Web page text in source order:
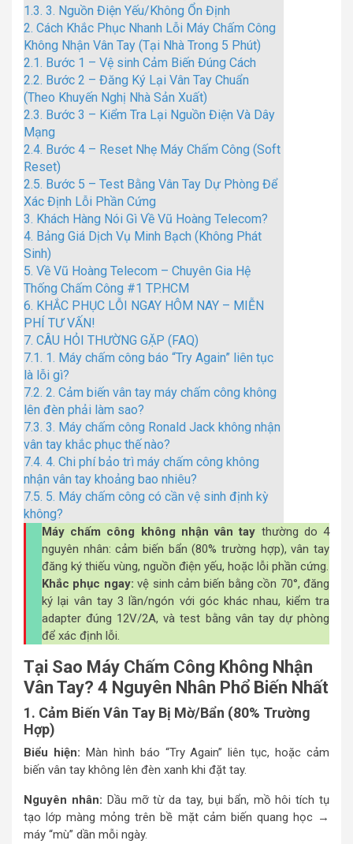
1.3. 3. Nguồn Điện Yếu/Không Ổn Định
2. Cách Khắc Phục Nhanh Lỗi Máy Chấm Công
Không Nhận Vân Tay (Tại Nhà Trong 5 Phút)
2.1. Bước 1 – Vệ sinh Cảm Biến Đúng Cách
2.2. Bước 2 – Đăng Ký Lại Vân Tay Chuẩn
(Theo Khuyến Nghị Nhà Sản Xuất)
2.3. Bước 3 – Kiểm Tra Lại Nguồn Điện Và Dây
Mạng
2.4. Bước 4 – Reset Nhẹ Máy Chấm Công (Soft
Reset)
2.5. Bước 5 – Test Bằng Vân Tay Dự Phòng Để
Xác Định Lỗi Phần Cứng
3. Khách Hàng Nói Gì Về Vũ Hoàng Telecom?
4. Bảng Giá Dịch Vụ Minh Bạch (Không Phát
Sinh)
5. Về Vũ Hoàng Telecom – Chuyên Gia Hệ
Thống Chấm Công #1 TP.HCM
6. KHẮC PHỤC LỖI NGAY HÔM NAY – MIỄN
PHÍ TƯ VẤN!
7. CÂU HỎI THƯỜNG GẶP (FAQ)
7.1. 1. Máy chấm công báo “Try Again” liên tục
là lỗi gì?
7.2. 2. Cảm biến vân tay máy chấm công không
lên đèn phải làm sao?
7.3. 3. Máy chấm công Ronald Jack không nhận
vân tay khắc phục thế nào?
7.4. 4. Chi phí bảo trì máy chấm công không
nhận vân tay khoảng bao nhiêu?
7.5. 5. Máy chấm công có cần vệ sinh định kỳ
không?
Máy chấm công không nhận vân tay thường do 4
nguyên nhân: cảm biến bẩn (80% trường hợp), vân tay
đăng ký thiếu vùng, nguồn điện yếu, hoặc lỗi phần cứng.
Khắc phục ngay: vệ sinh cảm biến bằng cồn 70°, đăng
ký lại vân tay 3 lần/ngón với góc khác nhau, kiểm tra
adapter đúng 12V/2A, và test bằng vân tay dự phòng
để xác định lỗi.
Tại Sao Máy Chấm Công Không Nhận
Vân Tay? 4 Nguyên Nhân Phổ Biến Nhất
1. Cảm Biến Vân Tay Bị Mờ/Bẩn (80% Trường
Hợp)
Biểu hiện: Màn hình báo “Try Again” liên tục, hoặc cảm
biến vân tay không lên đèn xanh khi đặt tay.
Nguyên nhân: Dầu mỡ từ da tay, bụi bẩn, mồ hôi tích tụ
tạo lớp màng mỏng trên bề mặt cảm biến quang học →
máy “mù” dần mỗi ngày.